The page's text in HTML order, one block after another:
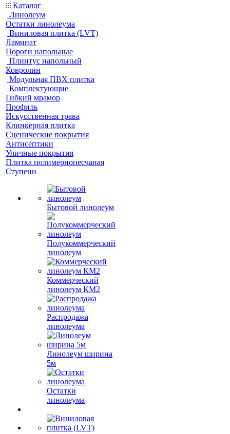
Каталог
Линолеум
Остатки линолеума
Виниловая плитка (LVT)
Ламинат
Пороги напольные
Плинтус напольный
Ковролин
Модульная ПВХ плитка
Комплектующие
Гибкий мрамор
Профиль
Искусственная трава
Клинкерная плитка
Сценические покрытия
Антисептики
Уличные покрытия
Плитка полимернопесчаная
Ступени
Бытовой линолеум
Полукоммерческий
линолеум
Коммерческий
линолеум КМ2
Распродажа
линолеума
Линолеум ширина
5м
Остатки
линолеума